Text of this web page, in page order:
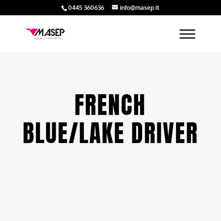
0445 360636 info@masep.it
FRENCH
BLUE/LAKE DRIVER